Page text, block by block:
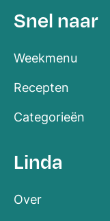
Snel naar
Weekmenu
Recepten
Categorieën
Linda
Over